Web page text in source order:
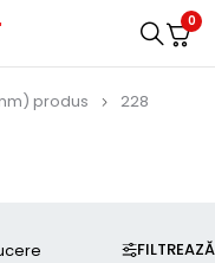
0
produs 228
FILTREAZĂ